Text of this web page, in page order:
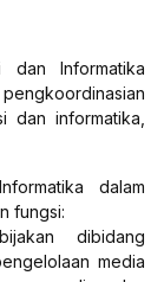
dan Informatika
dan informatika,
dalam
fungsi:
dibidang
media